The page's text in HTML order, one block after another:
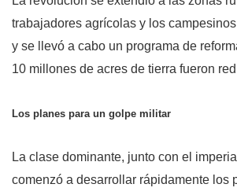
trabajadores agrícolas y los
y se llevó a cabo un programa de
10 millones de acres de tierra fueron
Los planes para un golpe militar
La clase dominante, junto con el
comenzó a desarrollar rápidamente los